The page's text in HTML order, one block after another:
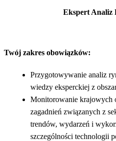
Ekspert Analiz
Twój zakres obowiązków:
Przygotowywanie analiz
wiedzy eksperckiej z
Monitorowanie krajowych
zagadnień związanych z
trendów, wydarzeń i
szczególności technologii